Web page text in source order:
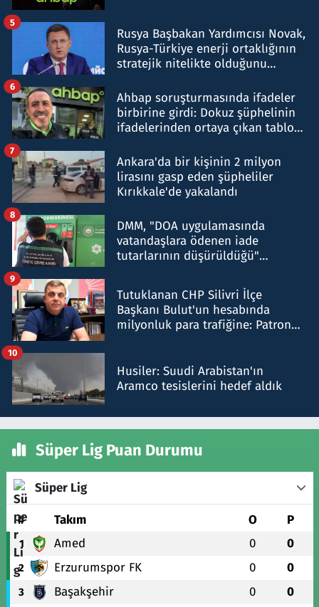
Rusya Başbakan Yardımcısı Novak,
Rusya-Türkiye enerji ortaklığının
stratejik nitelikte olduğunu
5
Ahbap soruşturmasında ifadeler
birbirine girdi: Dokuz şüphelinin
ifadelerinden ortaya çıkan tablo
6
Ankara'da bir kişinin 2 milyon
lirasını gasp eden şüpheliler
Kırıkkale'de yakalandı
7
DMM, "DOA uygulamasında
vatandaşlara ödenen iade
tutarlarının düşürüldüğü"
8
Tutuklanan CHP Silivri İlçe
Başkanı Bulut'un hesabında
milyonluk para trafiğine: Patron
9
Husiler: Suudi Arabistan'ın
Aramco tesislerini hedef aldık
10
Süper Lig Puan Durumu
Süper Lig
# Takım O P
1 Amed 0 0
2 Erzurumspor FK 0 0
3 Başakşehir 0 0